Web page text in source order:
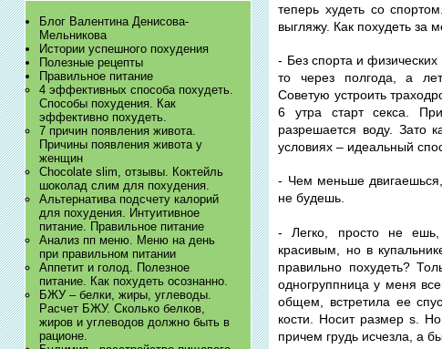
Блог Валентина Денисова-
Мельникова
Истории успешного похудения
Полезные рецепты
Правильное питание
4 эффективных способа похудеть.
Способы похудения. Как
эффективно похудеть.
7 причин появления живота.
Причины появления живота у
женщин
Chocolate slim, отзывы. Коктейль
шоколад слим для похудения.
Альтернатива подсчету калорий
для похудения. Интуитивное
питание. Правильное питание
Анализ пп меню. Меню на день
при правильном питании
Аппетит и голод. Полезное
питание. Как похудеть осознанно.
БЖУ – белки, жиры, углеводы.
Расчет БЖУ. Сколько белков,
жиров и углеводов должно быть в
рационе.
теперь худеть со
выгляжу. Как похудеть за
- Без спорта и физических
то через полгода, а
Советую устроить
6 утра старт секса.
разрешается воду. Зато
условиях – идеальный
- Чем меньше
не будешь.
- Легко, просто не
красивым, но в
правильно похудеть?
одногруппница у меня
общем, встретила ее
кости. Носит размер s.
причем грудь исчезла, а